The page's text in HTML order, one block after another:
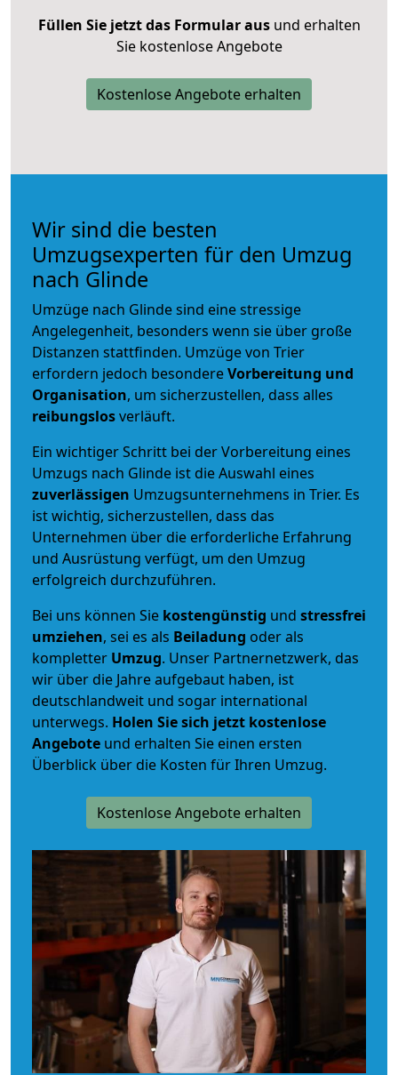
Füllen Sie jetzt das Formular ausund erhalten
Sie kostenlose Angebote
Kostenlose Angebote erhalten
Wir sind die besten
Umzugsexperten für den Umzug
nach Glinde
Umzüge nach Glinde sind eine stressige
Angelegenheit, besonders wenn sie über große
Distanzen stattfinden. Umzüge von Trier
erfordern jedoch besondereVorbereitung und
Organisation, um sicherzustellen, dass alles
reibungslosverläuft.
Ein wichtiger Schritt bei der Vorbereitung eines
Umzugs nach Glinde ist die Auswahl eines
zuverlässigen Umzugsunternehmens in Trier. Es
ist wichtig, sicherzustellen, dass das
Unternehmen über die erforderliche Erfahrung
und Ausrüstung verfügt, um den Umzug
erfolgreich durchzuführen.
Bei uns können Sie kostengünstig und stressfrei
umziehen, sei es als Beiladung oder als
kompletter Umzug. Unser Partnernetzwerk, das
wir über die Jahre aufgebaut haben, ist
deutschlandweit und sogar international
unterwegs. Holen Sie sich jetzt kostenlose
Angebote und erhalten Sie einen ersten
Überblick über die Kosten für Ihren Umzug.
Kostenlose Angebote erhalten